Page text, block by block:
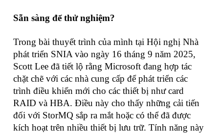
Sẵn sàng để thử nghiệm?
Trong bài thuyết trình của mình tại Hội nghị Nhà
phát triển SNIA vào ngày 16 tháng 9 năm 2025,
Scott Lee đã tiết lộ rằng Microsoft đang hợp tác
chặt chẽ với các nhà cung cấp để phát triển các
trình điều khiển mới cho các thiết bị như card
RAID và HBA. Điều này cho thấy những cải tiến
đối với StorMQ sắp ra mắt hoặc có thể đã được
kích hoạt trên nhiều thiết bị lưu trữ. Tính năng này